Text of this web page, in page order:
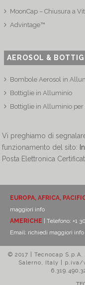
MoonCap – Chiusura a
Advintage™
AEROSOL &
Bombole Aerosol in
Bottiglie in Alluminio
Bottiglie in Alluminio
Vi preghiamo di
funzionamento del sito:
Posta Elettronica
EUROPA, AFRICA,
maggiori info
AMERICHE | Telefono: +1
Email: richiedi maggiori info
© 2017 | Tecnocap
Salerno, Italy | p.iva/